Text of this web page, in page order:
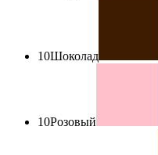
10Шоколад
10Розовый